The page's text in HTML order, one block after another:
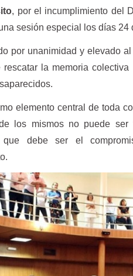
, por el incumplimiento del
sesión especial los días
por unanimidad y elevado
la memoria
elemento central de toda
los mismos no puede
que debe ser el